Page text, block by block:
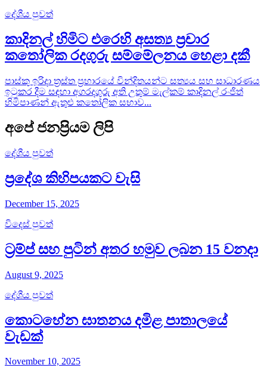
දේශීය පුවත්
කාදිනල් හිමිට එරෙහි අසත්‍ය ප්‍රචාර
කතෝලික රදගුරු සම්මේලනය හෙළා දකී
පාස්කු ඉරිදා ත්‍රස්ත ප්‍රහාරයේ වින්දිතයන්ට සත්‍යය සහ සාධාරණය
ඉටුකර දීම සඳහා අගරදගුරු අති උතුම් මැල්කම් කාදිනල් රංජිත්
හිමිපාණන් ඇතුළු කතෝලික සභාව...
අපේ ජනප්‍රියම ලිපි
දේශීය පුවත්
ප්‍රදේශ කිහිපයකට වැසි
December 15, 2025
විදෙස් පුවත්
ට්‍රම්ප් සහ පුටින් අතර හමුව ලබන 15 වනදා
August 9, 2025
දේශීය පුවත්
කොටහේන ඝාතනය දමිළ පාතාලයේ
වැඩක්
November 10, 2025